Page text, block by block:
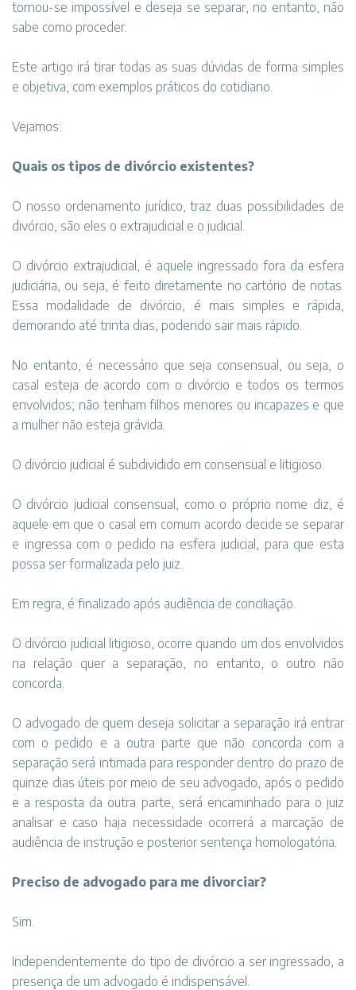
tornou-se impossível e deseja se separar, no entanto, não
sabe como proceder.
Este artigo irá tirar todas as suas dúvidas de forma simples
e objetiva, com exemplos práticos do cotidiano.
Vejamos:
Quais os tipos de divórcio existentes?
O nosso ordenamento jurídico, traz duas possibilidades de
divórcio, são eles o extrajudicial e o judicial.
O divórcio extrajudicial, é aquele ingressado fora da esfera
judiciária, ou seja, é feito diretamente no cartório de notas.
Essa modalidade de divórcio, é mais simples e rápida,
demorando até trinta dias, podendo sair mais rápido.
No entanto, é necessário que seja consensual, ou seja, o
casal esteja de acordo com o divórcio e todos os termos
envolvidos; não tenham filhos menores ou incapazes e que
a mulher não esteja grávida.
O divórcio judicial é subdividido em consensual e litigioso.
O divórcio judicial consensual, como o próprio nome diz, é
aquele em que o casal em comum acordo decide se separar
e ingressa com o pedido na esfera judicial, para que esta
possa ser formalizada pelo juiz.
Em regra, é finalizado após audiência de conciliação.
O divórcio judicial litigioso, ocorre quando um dos envolvidos
na relação quer a separação, no entanto, o outro não
concorda.
O advogado de quem deseja solicitar a separação irá entrar
com o pedido e a outra parte que não concorda com a
separação será intimada para responder dentro do prazo de
quinze dias úteis por meio de seu advogado, após o pedido
e a resposta da outra parte, será encaminhado para o juiz
analisar e caso haja necessidade ocorrerá a marcação de
audiência de instrução e posterior sentença homologatória.
Preciso de advogado para me divorciar?
Sim.
Independentemente do tipo de divórcio a ser ingressado, a
presença de um advogado é indispensável.